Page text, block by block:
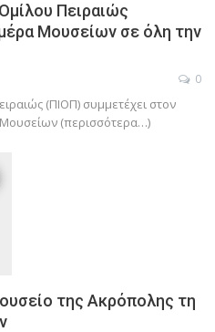
Πειραιώς
Μουσείων σε όλη την
0
(ΠΙΟΠ) συμμετέχει στον
(περισσότερα…)
της Ακρόπολης τη